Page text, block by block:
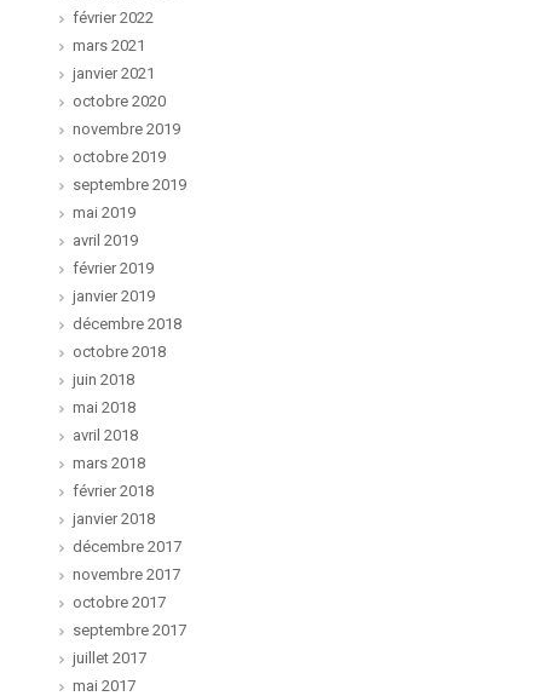
février 2022
mars 2021
janvier 2021
octobre 2020
novembre 2019
octobre 2019
septembre 2019
mai 2019
avril 2019
février 2019
janvier 2019
décembre 2018
octobre 2018
juin 2018
mai 2018
avril 2018
mars 2018
février 2018
janvier 2018
décembre 2017
novembre 2017
octobre 2017
septembre 2017
juillet 2017
mai 2017